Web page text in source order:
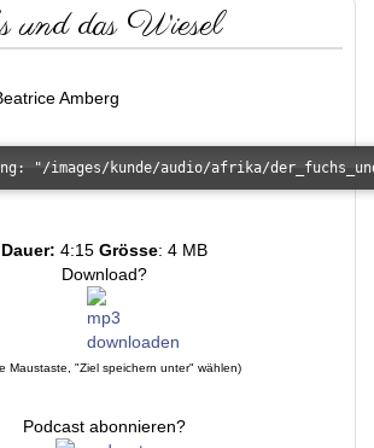
und das Wiesel
Amberg
Dauer: 4:15 Grösse: 4 MB
Download?
Maustaste, "Ziel speichern unter" wählen)
Podcast abonnieren?